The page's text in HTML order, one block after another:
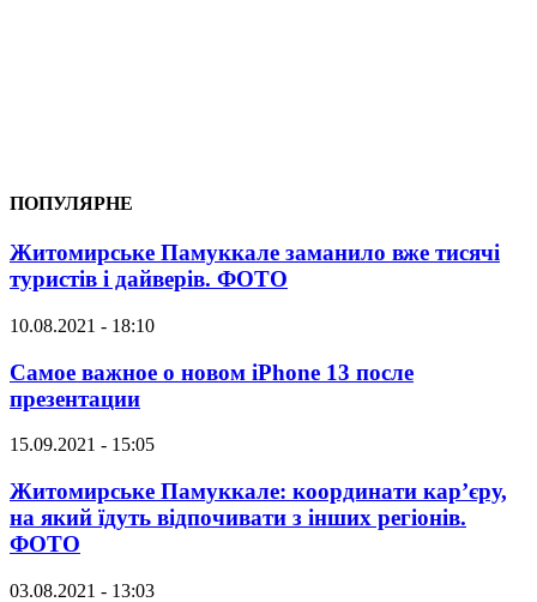
ПОПУЛЯРНЕ
Житомирське Памуккале заманило вже тисячі
туристів і дайверів. ФОТО
10.08.2021 - 18:10
Самое важное о новом iPhone 13 после
презентации
15.09.2021 - 15:05
Житомирське Памуккале: координати кар’єру,
на який їдуть відпочивати з інших регіонів.
ФОТО
03.08.2021 - 13:03